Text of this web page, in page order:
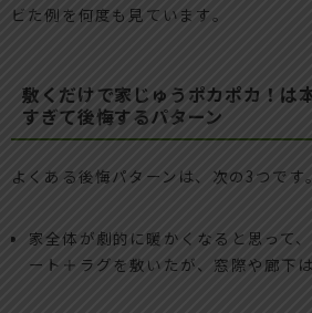
ビた例を何度も見ています。
敷くだけで家じゅうポカポカ！は
すぎて後悔するパターン
よくある後悔パターンは、次の3つです。
家全体が劇的に暖かくなると思って
ート＋ラグを敷いたが、窓際や廊下